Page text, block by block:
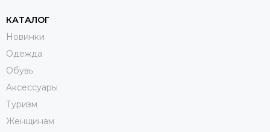
КАТАЛОГ
Новинки
Одежда
Обувь
Aксессуары
Туризм
Женщинам